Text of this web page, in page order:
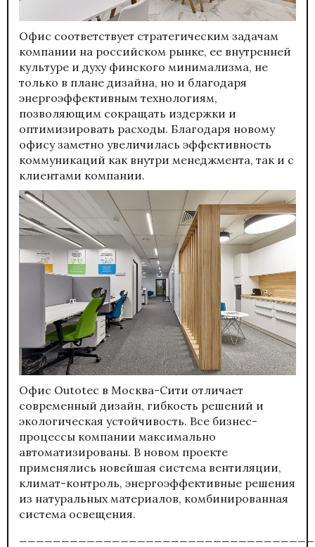
Офис соответствует стратегическим задачам
компании на российском рынке, ее внутренней
культуре и духу финского минимализма, не
только в плане дизайна, но и благодаря
энергоэффективным технологиям,
позволяющим сокращать издержки и
оптимизировать расходы. Благодаря новому
офису заметно увеличилась эффективность
коммуникаций как внутри менеджмента, так и с
клиентами компании.
Офис Outotec в Москва-Сити отличает
современный дизайн, гибкость решений и
экологическая устойчивость. Все бизнес-
процессы компании максимально
автоматизированы. В новом проекте
применялись новейшая система вентиляции,
климат-контроль, энергоэффективные решения
из натуральных материалов, комбинированная
система освещения.